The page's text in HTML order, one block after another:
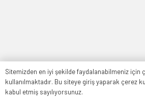
Sitemizden en iyi şekilde faydalanabilmeniz için
kullanılmaktadır. Bu siteye giriş yaparak çerez
kabul etmiş sayılıyorsunuz.